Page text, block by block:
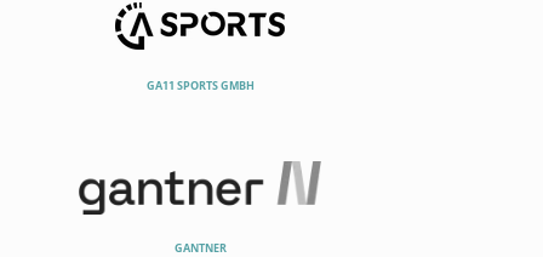
GA11 SPORTS GMBH
GANTNER